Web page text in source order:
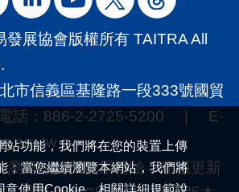
站功能，我們將在您的裝置上傳
；當您繼續瀏覽本網站，我們將
意使用Cookie。相關詳細規範說
展協會版權所有 TAITRA All
市信義區基隆路一段333號國貿
：886-2-2725-5200 | E-
瀏覽品質與使用體驗，建議更新